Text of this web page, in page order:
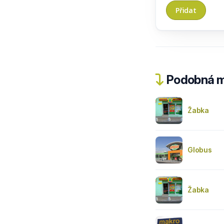
Podobná
Žabka
Globus
Žabka